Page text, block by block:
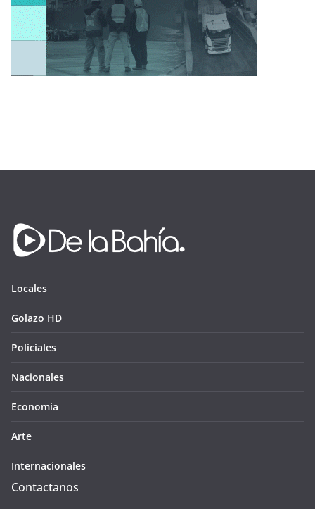
Locales
Golazo HD
Policiales
Nacionales
Economia
Arte
Internacionales
Contactanos